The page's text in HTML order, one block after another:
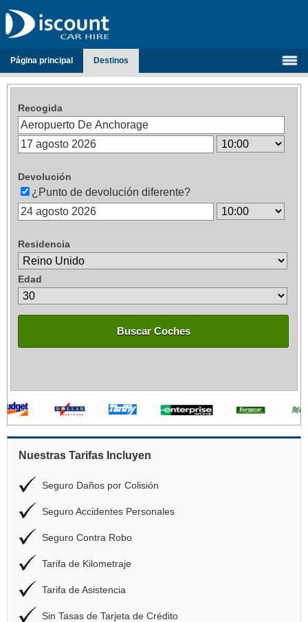
Página principal Destinos
Recogida
Devolución
¿Punto de devolución diferente?
Residencia
Edad
Buscar Coches
Nuestras Tarifas Incluyen
Seguro Daños por Colisión
Seguro Accidentes Personales
Seguro Contra Robo
Tarifa de Kilometraje
Tarifa de Asistencia
Sin Tasas de Tarjeta de Crédito